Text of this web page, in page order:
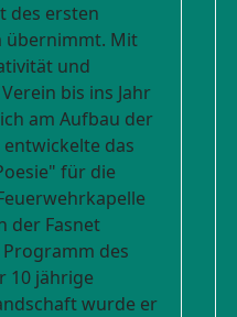
des ersten
übernimmt. Mit
und
bis ins Jahr
am Aufbau der
das
für die
der Fasnet
des
10 jährige
wurde er